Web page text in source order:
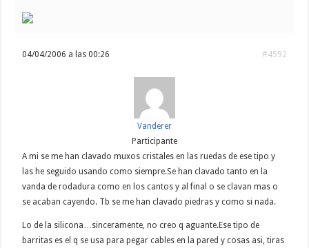
04/04/2006 a las 00:26 #4592
Vanderer
Participante
A mi se me han clavado muxos cristales en las ruedas de ese tipo y
las he seguido usando como siempre.Se han clavado tanto en la
vanda de rodadura como en los cantos y al final o se clavan mas o
se acaban cayendo. Tb se me han clavado piedras y como si nada.
Lo de la silicona…sinceramente, no creo q aguante.Ese tipo de
barritas es el q se usa para pegar cables en la pared y cosas asi, tiras